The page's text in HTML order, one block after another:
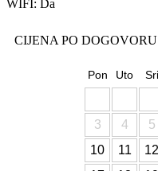
WIFI: Da
CIJENA PO DOGOVORU